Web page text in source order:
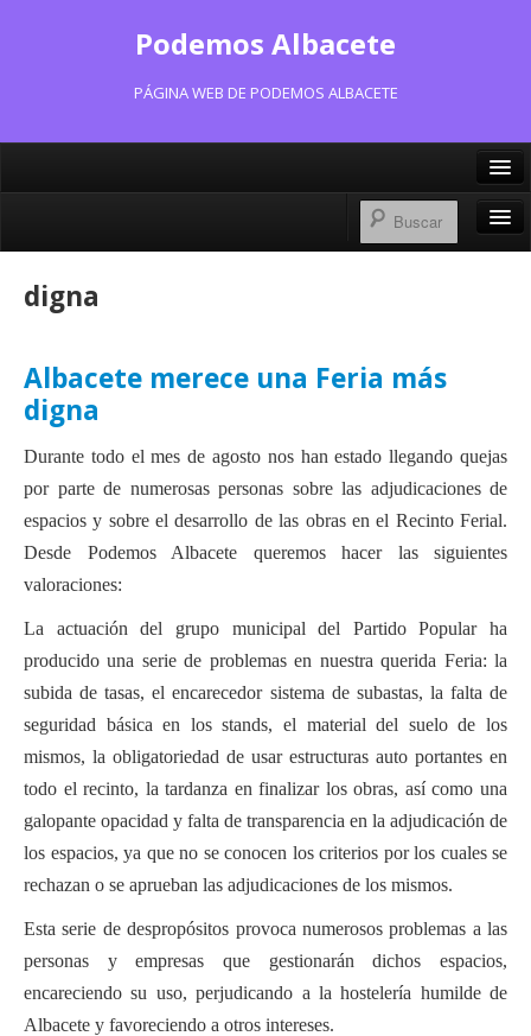
Podemos Albacete
PÁGINA WEB DE PODEMOS ALBACETE
Facebook
Instagram
Portavoz Municipal
Consejo Ciudadano Municipal
Actas Consejo Ciudadano
Actas Asamblea Ciudadana
Financiación
digna
Albacete merece una Feria más
digna
Durante todo el mes de agosto nos han estado llegando quejas
por parte de numerosas personas sobre las adjudicaciones de
espacios y sobre el desarrollo de las obras en el Recinto Ferial.
Desde Podemos Albacete queremos hacer las siguientes
valoraciones:
La actuación del grupo municipal del Partido Popular ha
producido una serie de problemas en nuestra querida Feria: la
subida de tasas, el encarecedor sistema de subastas, la falta de
seguridad básica en los stands, el material del suelo de los
mismos, la obligatoriedad de usar estructuras auto portantes en
todo el recinto, la tardanza en finalizar los obras, así como una
galopante opacidad y falta de transparencia en la adjudicación de
los espacios, ya que no se conocen los criterios por los cuales se
rechazan o se aprueban las adjudicaciones de los mismos.
Esta serie de despropósitos provoca numerosos problemas a las
personas y empresas que gestionarán dichos espacios,
encareciendo su uso, perjudicando a la hostelería humilde de
Albacete y favoreciendo a otros intereses.